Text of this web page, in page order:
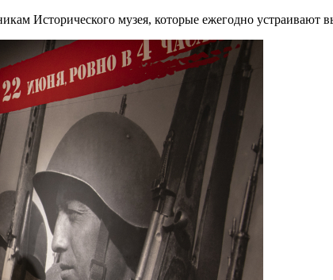
Исторического музея, которые ежегодно